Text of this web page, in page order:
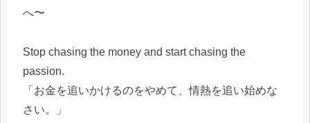
へ〜
Stop chasing the money and start chasing the
passion.
「お金を追いかけるのをやめて、情熱を追い始めな
さい。」